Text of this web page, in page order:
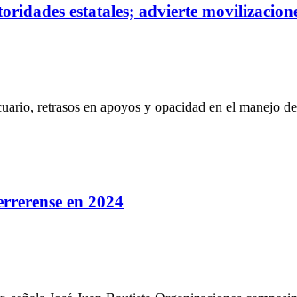
estatales; advierte
retrasos en apoyos y opacidad en el manejo
en 2024